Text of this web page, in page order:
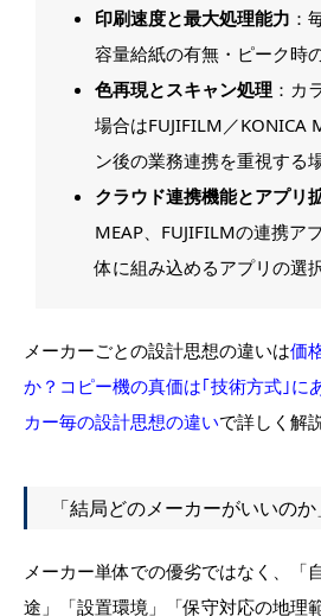
印刷速度と最大処理能力 ：
容量給紙の有無・ピーク時
色再現とスキャン処理 ：カ
場合はFUJIFILM／KONICA
ン後の業務連携を重視する
クラウド連携機能とアプリ
MEAP、FUJIFILMの連携ア
体に組み込めるアプリの選
メーカーごとの設計思想の違いは価
か？コピー機の真価は｢技術方式｣に
カー毎の設計思想の違いで詳しく解
「結局どのメーカーがいいの
メーカー単体での優劣ではなく、「
途」「設置環境」「保守対応の地理